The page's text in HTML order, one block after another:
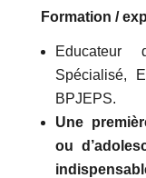
Formation /
Educateur
Spécialisé,
BPJEPS.
Une
ou